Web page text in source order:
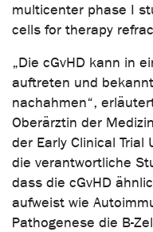
multicenter phase I
cells for therapy
„Die cGvHD kann in
auftreten und
nachahmen“,
Oberärztin der
der Early Clinical Trial
die verantwortliche
dass die cGvHD
aufweist wie
Pathogenese die B-